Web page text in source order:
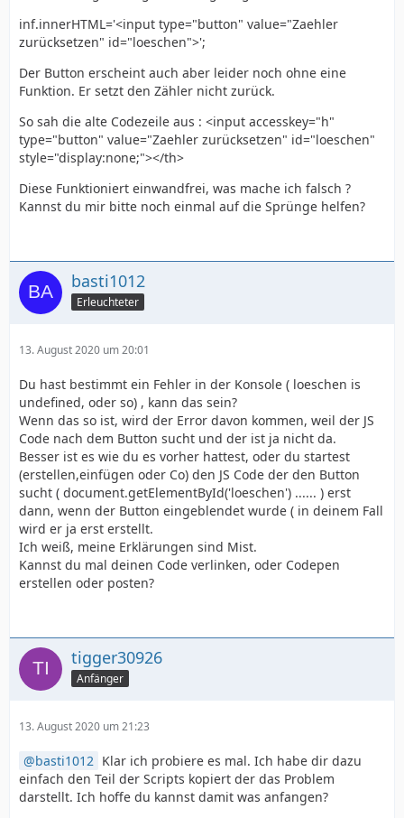
inf.innerHTML='<input type="button" value="Zaehler
zurücksetzen" id="loeschen">';
Der Button erscheint auch aber leider noch ohne eine
Funktion. Er setzt den Zähler nicht zurück.
So sah die alte Codezeile aus : <input accesskey="h"
type="button" value="Zaehler zurücksetzen" id="loeschen"
style="display:none;"></th>
Diese Funktioniert einwandfrei, was mache ich falsch ?
Kannst du mir bitte noch einmal auf die Sprünge helfen?
basti1012
Erleuchteter
13. August 2020 um 20:01
Du hast bestimmt ein Fehler in der Konsole ( loeschen is
undefined, oder so) , kann das sein?
Wenn das so ist, wird der Error davon kommen, weil der JS
Code nach dem Button sucht und der ist ja nicht da.
Besser ist es wie du es vorher hattest, oder du startest
(erstellen,einfügen oder Co) den JS Code der den Button
sucht ( document.getElementById('loeschen') ...... ) erst
dann, wenn der Button eingeblendet wurde ( in deinem Fall
wird er ja erst erstellt.
Ich weiß, meine Erklärungen sind Mist.
Kannst du mal deinen Code verlinken, oder Codepen
erstellen oder posten?
tigger30926
Anfänger
13. August 2020 um 21:23
basti1012 Klar ich probiere es mal. Ich habe dir dazu
einfach den Teil der Scripts kopiert der das Problem
darstellt. Ich hoffe du kannst damit was anfangen?